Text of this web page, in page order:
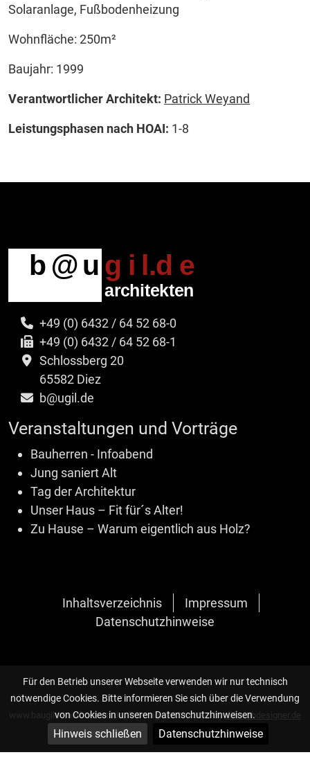
Für den Betrieb unserer Webseite verwenden wir nur technisch
notwendige Cookies. Bitte informieren Sie sich über die Verwendung
von Cookies in unseren Datenschutzhinweisen.
Hinweis schließen Datenschutzhinweise
Solaranlage, Fußbodenheizung
Wohnfläche: 250m²
Baujahr: 1999
Verantwortlicher Architekt: Patrick Weyand
Leistungsphasen nach HOAI: 1-8
+49 (0) 6432 / 64 52 68-0
+49 (0) 6432 / 64 52 68-1
Schlossberg 20
65582 Diez
b@ugil.de
Veranstaltungen und Vorträge
Bauherren - Infoabend
Jung saniert Alt
Tag der Architektur
Unser Haus – Fit für´s Alter!
Zu Hause – Warum eigentlich aus Holz?
Inhaltsverzeichnis
Impressum
Datenschutzhinweise
www.baugilde-architekten.de, © Design 2020 - 2026 bydie-webdesigner.de